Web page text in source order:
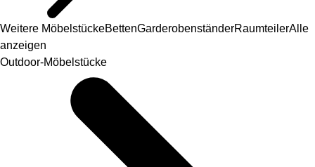
Weitere MöbelstückeBettenGarderobenständerRaumteilerAlle
anzeigen
Outdoor-Möbelstücke